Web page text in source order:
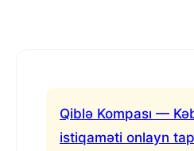
Qiblə Kompası —
istiqaməti onlayn